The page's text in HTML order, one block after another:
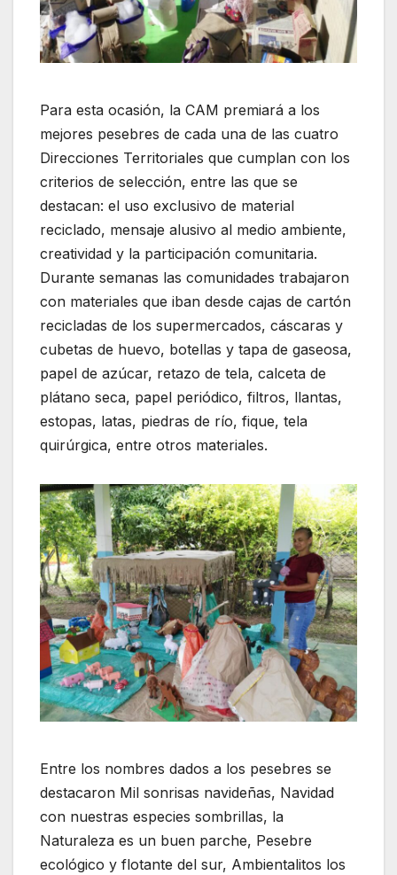
Para esta ocasión, la CAM premiará a los
mejores pesebres de cada una de las cuatro
Direcciones Territoriales que cumplan con los
criterios de selección, entre las que se
destacan: el uso exclusivo de material
reciclado, mensaje alusivo al medio ambiente,
creatividad y la participación comunitaria.
Durante semanas las comunidades trabajaron
con materiales que iban desde cajas de cartón
recicladas de los supermercados, cáscaras y
cubetas de huevo, botellas y tapa de gaseosa,
papel de azúcar, retazo de tela, calceta de
plátano seca, papel periódico, filtros, llantas,
estopas, latas, piedras de río, fique, tela
quirúrgica, entre otros materiales.
Entre los nombres dados a los pesebres se
destacaron Mil sonrisas navideñas, Navidad
con nuestras especies sombrillas, la
Naturaleza es un buen parche, Pesebre
ecológico y flotante del sur, Ambientalitos los